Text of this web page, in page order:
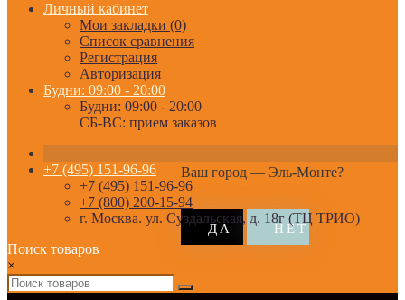
Личный кабинет
Мои закладки (0)
Список сравнения
Регистрация
Авторизация
Будни: 09:00 - 20:00
Будни: 09:00 - 20:00
СБ-ВС: прием заказов
Ваш город — Эль-Монте?
+7 (495) 151-96-96
+7 (495) 151-96-96
+7 (800) 200-15-94
г. Москва. ул. Суздальская, д. 18г (ТЦ ТРИО)
Поиск товаров
×